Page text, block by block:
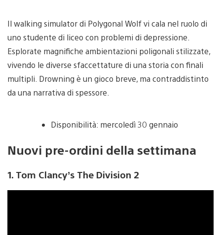
Il walking simulator di Polygonal Wolf vi cala nel ruolo di
uno studente di liceo con problemi di depressione.
Esplorate magnifiche ambientazioni poligonali stilizzate,
vivendo le diverse sfaccettature di una storia con finali
multipli. Drowning è un gioco breve, ma contraddistinto
da una narrativa di spessore.
Disponibilità: mercoledì 30 gennaio
Nuovi pre-ordini della settimana
1. Tom Clancy’s The Division 2